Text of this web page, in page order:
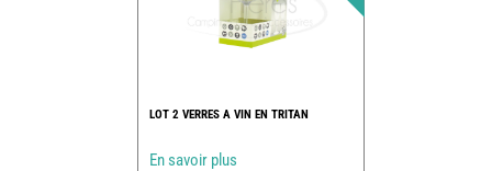
LOT 2 VERRES A VIN EN TRITAN
En savoir plus